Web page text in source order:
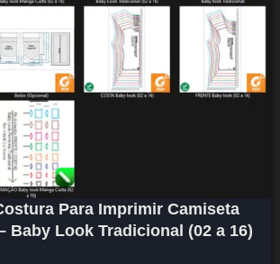
Para Imprimir Camiseta
Baby Look Tradicional (02 a 16)